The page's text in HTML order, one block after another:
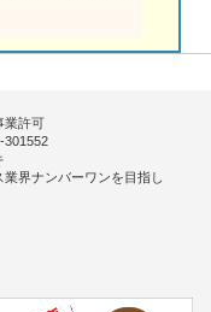
業許可
301552
業界ナンバーワンを目指し